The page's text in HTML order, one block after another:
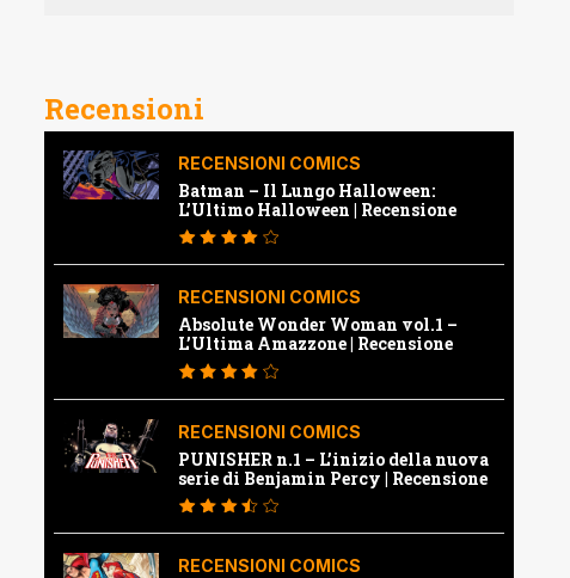
Recensioni
RECENSIONI COMICS
Batman – Il Lungo Halloween:
L’Ultimo Halloween | Recensione
RECENSIONI COMICS
Absolute Wonder Woman vol.1 –
L’Ultima Amazzone | Recensione
RECENSIONI COMICS
PUNISHER n.1 – L’inizio della nuova
serie di Benjamin Percy | Recensione
RECENSIONI COMICS